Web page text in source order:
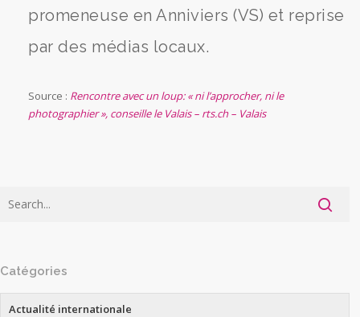
promeneuse en Anniviers (VS) et reprise
par des médias locaux.
Source : Rencontre avec un loup: « ni l’approcher, ni le
photographier », conseille le Valais – rts.ch – Valais
Catégories
Actualité internationale